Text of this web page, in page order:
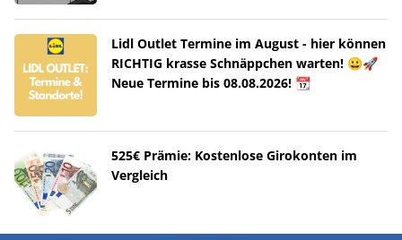
Lidl Outlet Termine im August - hier können
RICHTIG krasse Schnäppchen warten! 😀🚀
Neue Termine bis 08.08.2026! 📆
525€ Prämie: Kostenlose Girokonten im
Vergleich